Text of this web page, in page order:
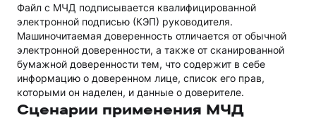
Файл с МЧД подписывается квалифицированной
электронной подписью (КЭП) руководителя.
Машиночитаемая доверенность отличается от обычной
электронной доверенности, а также от сканированной
бумажной доверенности тем, что содержит в себе
информацию о доверенном лице, список его прав,
которыми он наделен, и данные о доверителе.
Сценарии применения МЧД